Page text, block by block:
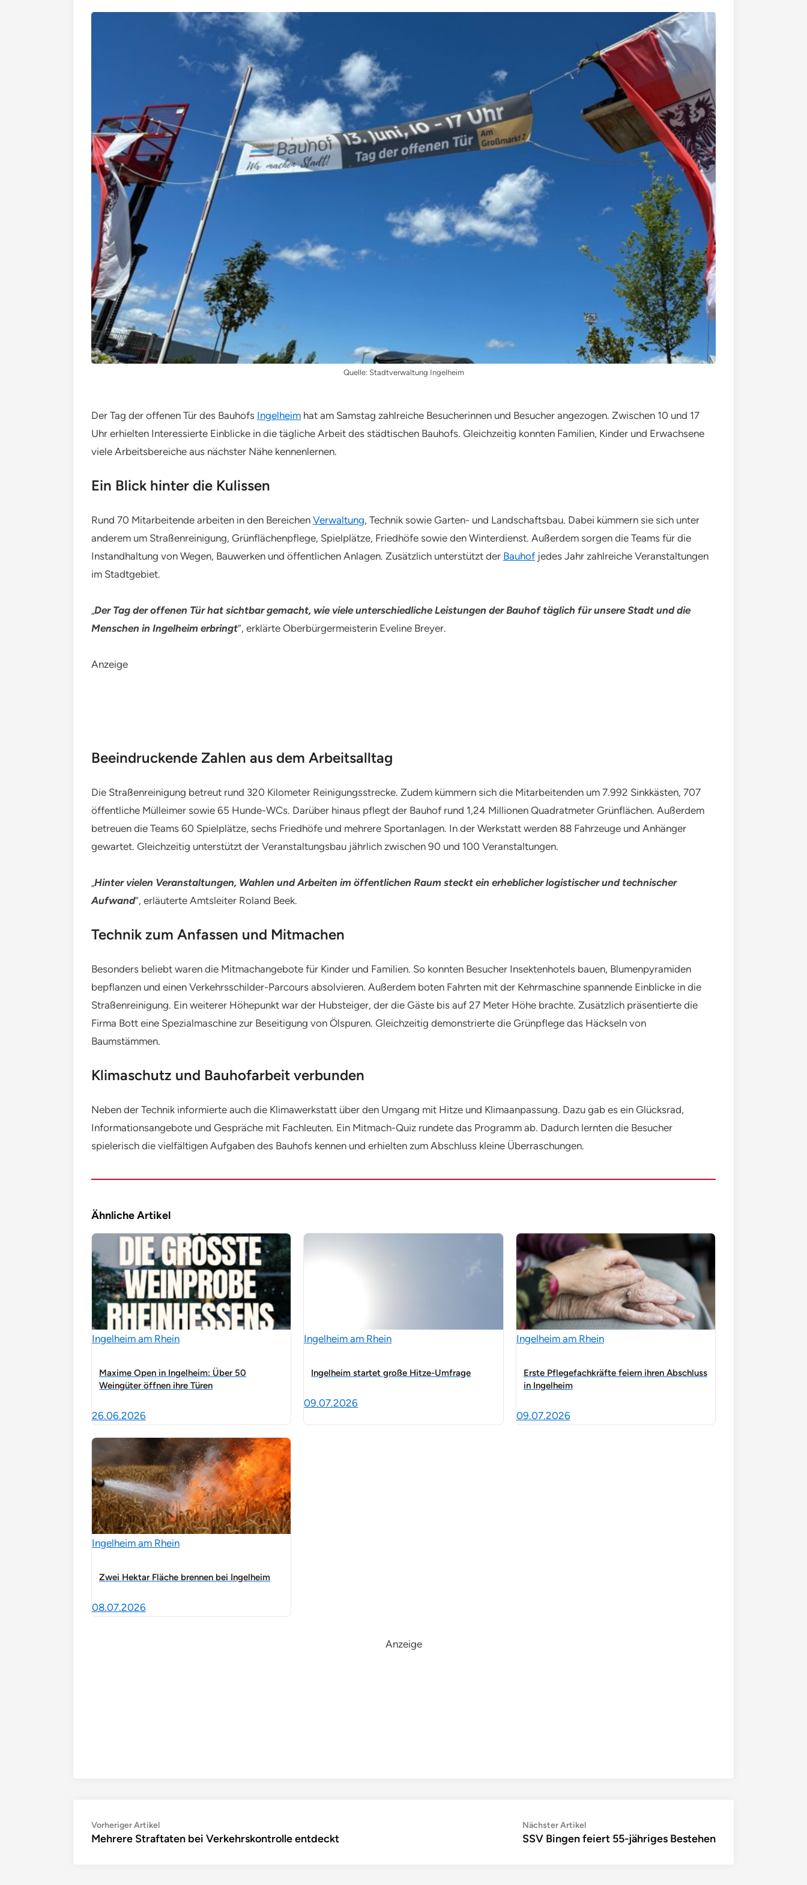
Quelle: Stadtverwaltung Ingelheim
Der Tag der offenen Tür des Bauhofs Ingelheim hat am Samstag zahlreiche Besucherinnen und Besucher angezogen. Zwischen 10 und 17
Uhr erhielten Interessierte Einblicke in die tägliche Arbeit des städtischen Bauhofs. Gleichzeitig konnten Familien, Kinder und Erwachsene
viele Arbeitsbereiche aus nächster Nähe kennenlernen.
Ein Blick hinter die Kulissen
Rund 70 Mitarbeitende arbeiten in den Bereichen Verwaltung, Technik sowie Garten- und Landschaftsbau. Dabei kümmern sie sich unter
anderem um Straßenreinigung, Grünflächenpflege, Spielplätze, Friedhöfe sowie den Winterdienst. Außerdem sorgen die Teams für die
Instandhaltung von Wegen, Bauwerken und öffentlichen Anlagen. Zusätzlich unterstützt der Bauhof jedes Jahr zahlreiche Veranstaltungen
im Stadtgebiet.
„Der Tag der offenen Tür hat sichtbar gemacht, wie viele unterschiedliche Leistungen der Bauhof täglich für unsere Stadt und die
Menschen in Ingelheim erbringt“, erklärte Oberbürgermeisterin Eveline Breyer.
Anzeige
Beeindruckende Zahlen aus dem Arbeitsalltag
Die Straßenreinigung betreut rund 320 Kilometer Reinigungsstrecke. Zudem kümmern sich die Mitarbeitenden um 7.992 Sinkkästen, 707
öffentliche Mülleimer sowie 65 Hunde-WCs. Darüber hinaus pflegt der Bauhof rund 1,24 Millionen Quadratmeter Grünflächen. Außerdem
betreuen die Teams 60 Spielplätze, sechs Friedhöfe und mehrere Sportanlagen. In der Werkstatt werden 88 Fahrzeuge und Anhänger
gewartet. Gleichzeitig unterstützt der Veranstaltungsbau jährlich zwischen 90 und 100 Veranstaltungen.
„Hinter vielen Veranstaltungen, Wahlen und Arbeiten im öffentlichen Raum steckt ein erheblicher logistischer und technischer
Aufwand“, erläuterte Amtsleiter Roland Beek.
Technik zum Anfassen und Mitmachen
Besonders beliebt waren die Mitmachangebote für Kinder und Familien. So konnten Besucher Insektenhotels bauen, Blumenpyramiden
bepflanzen und einen Verkehrsschilder-Parcours absolvieren. Außerdem boten Fahrten mit der Kehrmaschine spannende Einblicke in die
Straßenreinigung. Ein weiterer Höhepunkt war der Hubsteiger, der die Gäste bis auf 27 Meter Höhe brachte. Zusätzlich präsentierte die
Firma Bott eine Spezialmaschine zur Beseitigung von Ölspuren. Gleichzeitig demonstrierte die Grünpflege das Häckseln von
Baumstämmen.
Klimaschutz und Bauhofarbeit verbunden
Neben der Technik informierte auch die Klimawerkstatt über den Umgang mit Hitze und Klimaanpassung. Dazu gab es ein Glücksrad,
Informationsangebote und Gespräche mit Fachleuten. Ein Mitmach-Quiz rundete das Programm ab. Dadurch lernten die Besucher
spielerisch die vielfältigen Aufgaben des Bauhofs kennen und erhielten zum Abschluss kleine Überraschungen.
Ähnliche Artikel
Ingelheim am Rhein
Maxime Open in Ingelheim: Über 50
Weingüter öffnen ihre Türen
26.06.2026
Ingelheim am Rhein
Ingelheim startet große Hitze-Umfrage
09.07.2026
Ingelheim am Rhein
Erste Pflegefachkräfte feiern ihren Abschluss
in Ingelheim
09.07.2026
Ingelheim am Rhein
Zwei Hektar Fläche brennen bei Ingelheim
08.07.2026
Anzeige
Beitragsnavigation
Vorheriger ArtikelVorheriger
Artikel:
Mehrere Straftaten bei Verkehrskontrolle entdeckt
Nächster ArtikelNächster
Artikel:
SSV Bingen feiert 55-jähriges Bestehen